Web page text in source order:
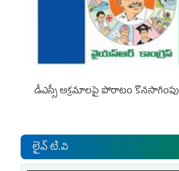
డీఎస్సీ అక్రమాలపై పోరాటం కొనసాగింపు
లైవ్ టి.వి